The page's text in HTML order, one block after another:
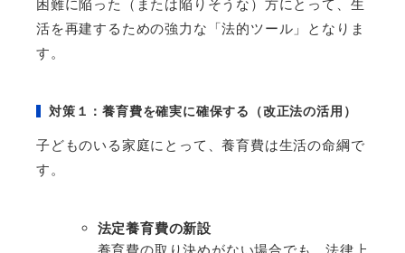
困難に陥った（または陥りそうな）方にとって、生
活を再建するための強力な「法的ツール」となりま
す。
対策１：養育費を確実に確保する（改正法の活用）
子どものいる家庭にとって、養育費は生活の命綱で
す。
法定養育費の新設